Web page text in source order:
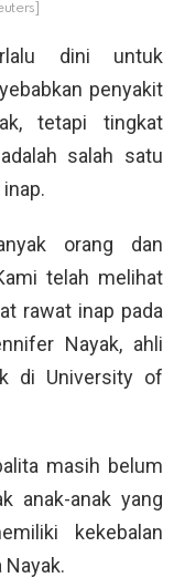
dini untuk
penyakit
tetapi tingkat
salah satu
orang dan
telah melihat
rawat inap pada
Nayak, ahli
di University of
masih belum
anak-anak yang
kekebalan
Nayak.